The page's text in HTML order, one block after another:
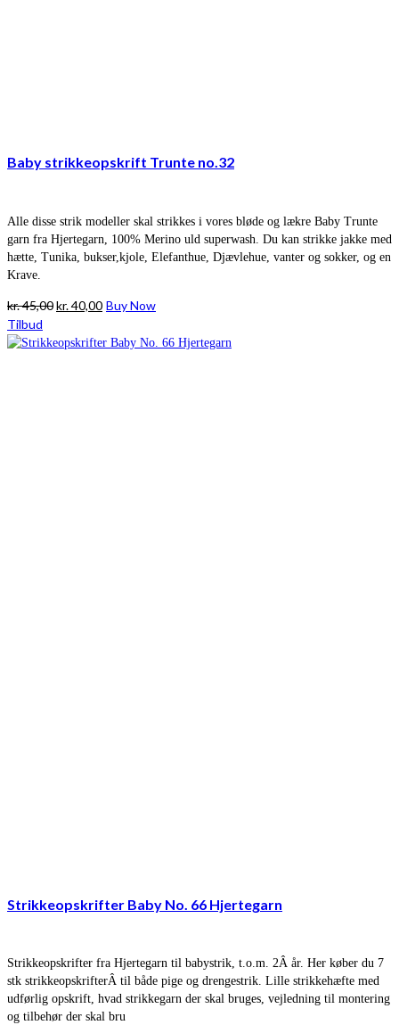
Baby strikkeopskrift Trunte no.32
Alle disse strik modeller skal strikkes i vores bløde og lækre Baby Trunte
garn fra Hjertegarn, 100% Merino uld superwash. Du kan strikke jakke med
hætte, Tunika, bukser,kjole, Elefanthue, Djævlehue, vanter og sokker, og en
Krave.
kr.45,00Den
pris
kr.40,00Den
pris
Buy Now
Tilbud
Strikkeopskrifter Baby No. 66 Hjertegarn
Strikkeopskrifter fra Hjertegarn til babystrik, t.o.m. 2Â år. Her køber du 7
stk strikkeopskrifterÂ til både pige og drengestrik. Lille strikkehæfte med
udførlig opskrift, hvad strikkegarn der skal bruges, vejledning til montering
og tilbehør der skal bru